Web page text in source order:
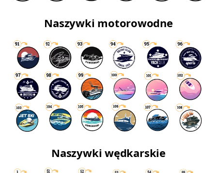
Naszywki motorowodne
Naszywki wędkarskie